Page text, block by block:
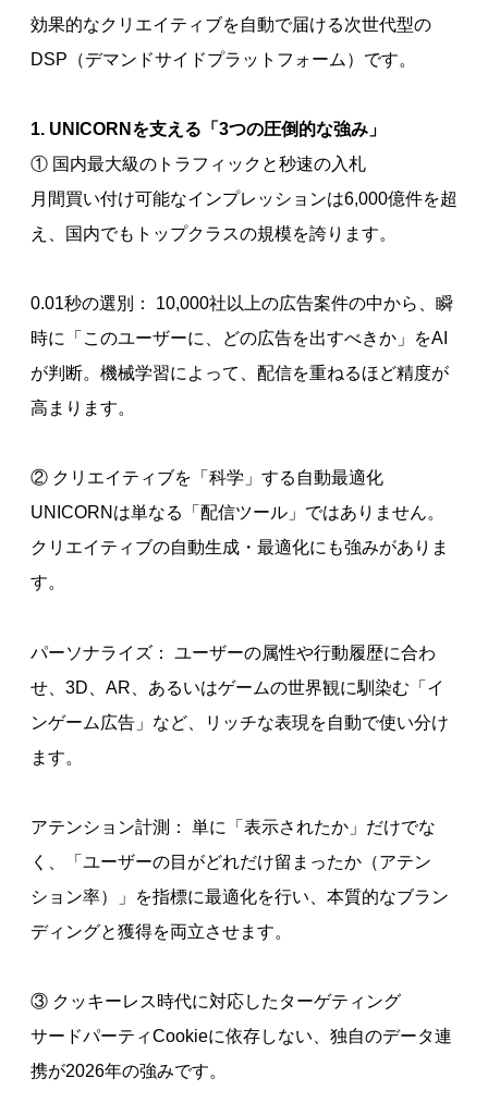
効果的なクリエイティブを自動で届ける次世代型の
DSP（デマンドサイドプラットフォーム）です。
1. UNICORNを支える「3つの圧倒的な強み」
① 国内最大級のトラフィックと秒速の入札
月間買い付け可能なインプレッションは6,000億件を超
え、国内でもトップクラスの規模を誇ります。
0.01秒の選別： 10,000社以上の広告案件の中から、瞬
時に「このユーザーに、どの広告を出すべきか」をAI
が判断。機械学習によって、配信を重ねるほど精度が
高まります。
② クリエイティブを「科学」する自動最適化
UNICORNは単なる「配信ツール」ではありません。
クリエイティブの自動生成・最適化にも強みがありま
す。
パーソナライズ： ユーザーの属性や行動履歴に合わ
せ、3D、AR、あるいはゲームの世界観に馴染む「イ
ンゲーム広告」など、リッチな表現を自動で使い分け
ます。
アテンション計測： 単に「表示されたか」だけでな
く、「ユーザーの目がどれだけ留まったか（アテン
ション率）」を指標に最適化を行い、本質的なブラン
ディングと獲得を両立させます。
③ クッキーレス時代に対応したターゲティング
サードパーティCookieに依存しない、独自のデータ連
携が2026年の強みです。